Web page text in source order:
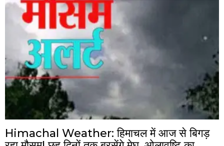
Himachal Weather: हिमाचल में आज से बिगड़